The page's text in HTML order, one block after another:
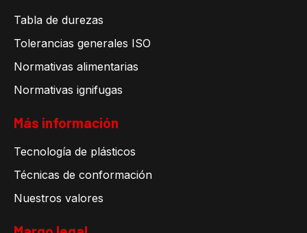
Tabla de durezas
Tolerancias generales ISO
Normativas alimentarias
Normativas ignifugas
Más información
Tecnología de plásticos
Técnicas de conformación
Nuestros valores